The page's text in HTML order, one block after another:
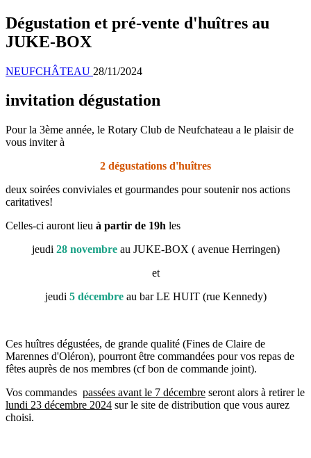
Dégustation et pré-vente d'huîtres au
JUKE-BOX
NEUFCHÂTEAU 28/11/2024
invitation dégustation
Pour la 3ème année, le Rotary Club de Neufchateau a le plaisir de
vous inviter à
2 dégustations d'huîtres
deux soirées conviviales et gourmandes pour soutenir nos actions
caritatives!
Celles-ci auront lieu à partir de 19h les
jeudi 28 novembreau JUKE-BOX ( avenue Herringen)
et
jeudi 5 décembreau bar LE HUIT (rue Kennedy)
Ces huîtres dégustées, de grande qualité (Fines de Claire de
Marennes d'Oléron), pourront être commandées pour vos repas de
fêtes auprès de nos membres (cf bon de commande joint).
Vos commandes passées avant le 7 décembre seront alors à retirer le
lundi 23 décembre 2024 sur le site de distribution que vous aurez
choisi.